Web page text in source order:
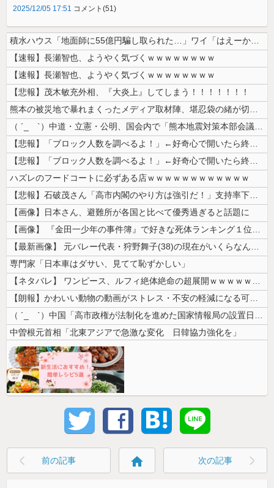
2025/12/05 17:51 コメント(51)
積水ハウス「地面師に55億円騙し取られた…」ワイ「はえーかわいそう…会...
【速報】長瀬智也、ようやく気づくｗｗｗｗｗｗｗｗ
【速報】長瀬智也、ようやく気づくｗｗｗｗｗｗｗｗ
【悲報】茂木敏充外相、『大炎上』してしまう！！！！！！！
熊本の被災地で暴れまくったメディア取材陣、堪忍袋の緒が切れた地元住民が...
（ ´_ゝ`）中道・立憲・公明、国会内で「熊本地震対策本部会議」各省庁...
【悲報】「ブロック人数を調べるよ！」←好奇心で開いたら終わるサイトだっ...
【悲報】「ブロック人数を調べるよ！」←好奇心で開いたら終わるサイトだっ...
ハズレのフードコートに必ずある店ｗｗｗｗｗｗｗｗｗｗｗｗ
【悲報】石破茂さん「高市内閣のやり方は強引だ！」支持率下落の理由を指摘...
【画像】日本さん、避難所が各国と比べて優秀過ぎると話題に
【画像】 『金田一少年の事件簿』で好きな死体ランキング１位がこちら！
【最新画像】 元バレー代表・狩野舞子(38)の現在がいくらなんでも即ハ...
専門家「日本車はダサい、見てて恥ずかしい」
【ネタバレ】 ワンピース、ルフィ絶体絶命の超展開ｗｗｗｗｗｗｗｗｗｗｗ...
【朗報】かわいい動物の動画がストレス・不安の軽減になる可能性。英大学の...
（ ´_ゝ`）中国「高市政権が法制化を進めた国家情報局の設置日が7月3...
中曽根元首相「北東アジアで急激な変化 日韓協力強化を」
前の記事 home 次の記事